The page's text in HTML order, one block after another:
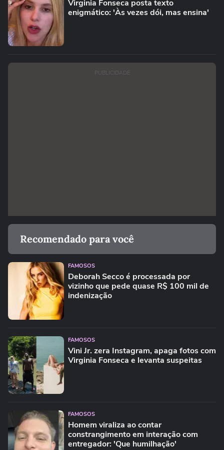
Virginia Fonseca posta texto
enigmático: 'Às vezes dói, mas ensina'
PUBLICIDADE
Recomendado para você
FAMOSOS
Deborah Secco é processada por
vizinho que pede quase R$ 100 mil de
indenização
FAMOSOS
Vini Jr. zera Instagram, apaga fotos com
Virginia Fonseca e levanta suspeitas
FAMOSOS
Homem viraliza ao contar
constrangimento em interação com
entregador: 'Que humilhação'